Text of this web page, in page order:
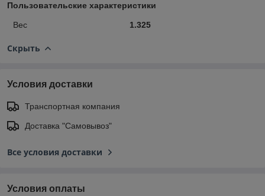
Пользовательские характеристики
Вес 1.325
Скрыть
Условия доставки
Транспортная компания
Доставка "Самовывоз"
Все условия доставки
Условия оплаты